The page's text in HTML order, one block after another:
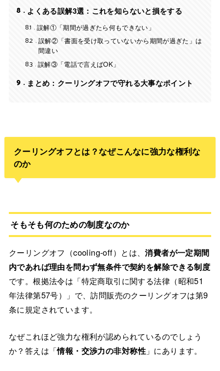
8
よくある誤解3選：これを知らないと損をする
8.1
誤解①「期間が過ぎたら何もできない」
8.2 誤解②「書面を受け取っていないから期間が過ぎた」は
間違い
8.3 誤解③「電話で言えばOK」
9 まとめ：クーリングオフで守れる大事なポイント
クーリングオフとは？なぜこんなに強力な権利な
のか
そもそも何のための制度なのか
クーリングオフ（cooling-off）とは、消費者が一定期間
内であれば理由を問わず無条件で契約を解除できる制度
です。根拠法令は「特定商取引に関する法律（昭和51
年法律第57号）」で、訪問販売のクーリングオフは第9
条に規定されています。
なぜこれほど強力な権利が認められているのでしょう
か？答えは「情報・交渉力の非対称性」にあります。